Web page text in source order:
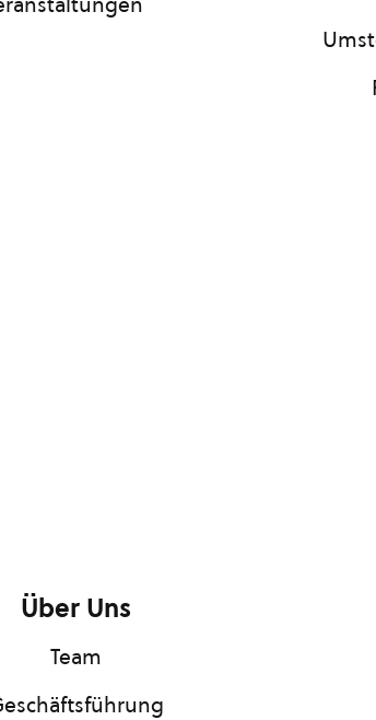
Über Uns
Team